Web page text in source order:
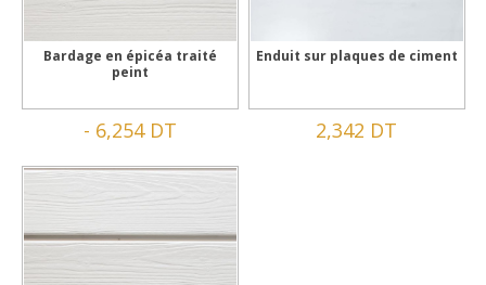
Bardage en épicéa traité
peint
- 6,254 DT
Enduit sur plaques de ciment
2,342 DT